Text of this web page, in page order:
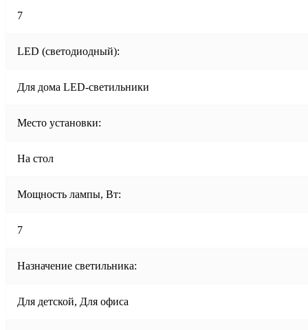
7
LED (светодиодный):
Для дома LED-светильники
Место установки:
На стол
Мощность лампы, Вт:
7
Назначение светильника:
Для детской, Для офиса